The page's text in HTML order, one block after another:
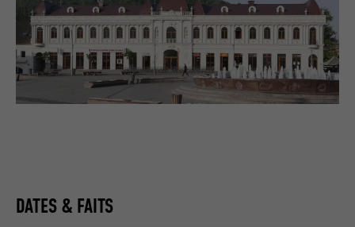
DATES & FAITS